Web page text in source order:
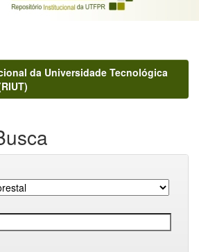
da Universidade Tecnológica